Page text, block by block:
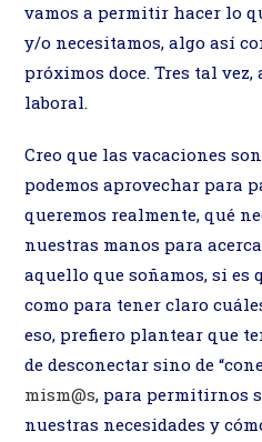
vamos a permitir hacer lo
y/o necesitamos, algo así
próximos doce. Tres tal
laboral.
Creo que las vacaciones
podemos aprovechar para
queremos realmente, qué
nuestras manos para
aquello que soñamos, si es
como para tener claro
eso, prefiero plantear que
de desconectar sino de
mism@s, para permitirnos
nuestras necesidades y